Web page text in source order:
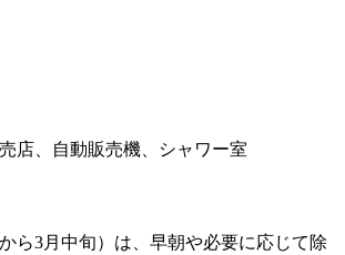
店、自動販売機、シャワー室
ら3月中旬）は、早朝や必要に応じて除